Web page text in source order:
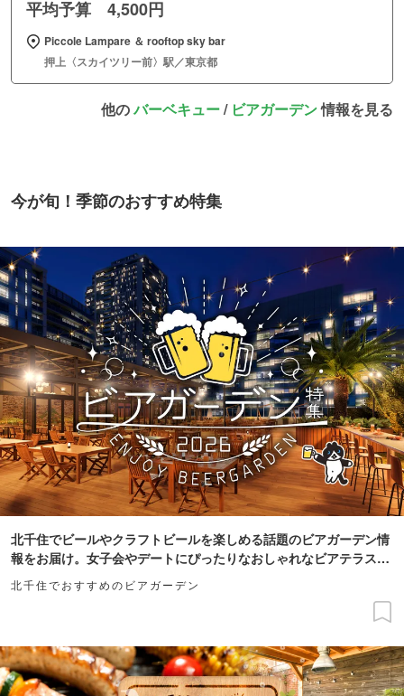
平均予算 4,500円
Piccole Lampare ＆ rooftop sky bar
押上〈スカイツリー前〉駅／東京都
他のバーベキュー/ ビアガーデン情報を見る
今が旬！季節のおすすめ特集
北千住でビールやクラフトビールを楽しめる話題のビアガーデン情
報をお届け。女子会やデートにぴったりなおしゃれなビアテラスや
夜景がきれい、雨天OK、お得な飲み放題ありなどこだわり条件で
探せます。
北千住でおすすめのビアガーデン